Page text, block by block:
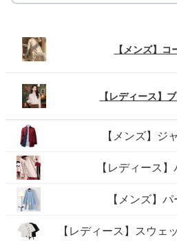
【メンズ】コ
【レディース】
【メンズ】ジ
【レディース
【メンズ】
【レディース】スウェ